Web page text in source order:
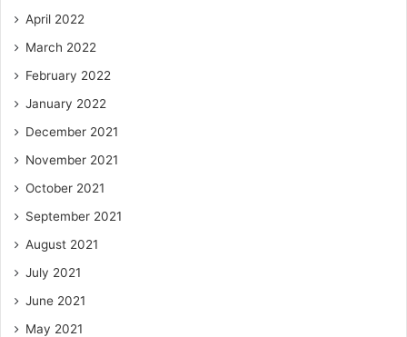
April 2022
March 2022
February 2022
January 2022
December 2021
November 2021
October 2021
September 2021
August 2021
July 2021
June 2021
May 2021